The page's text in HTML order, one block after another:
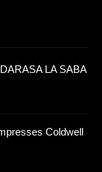
LA SABA
Coldwell